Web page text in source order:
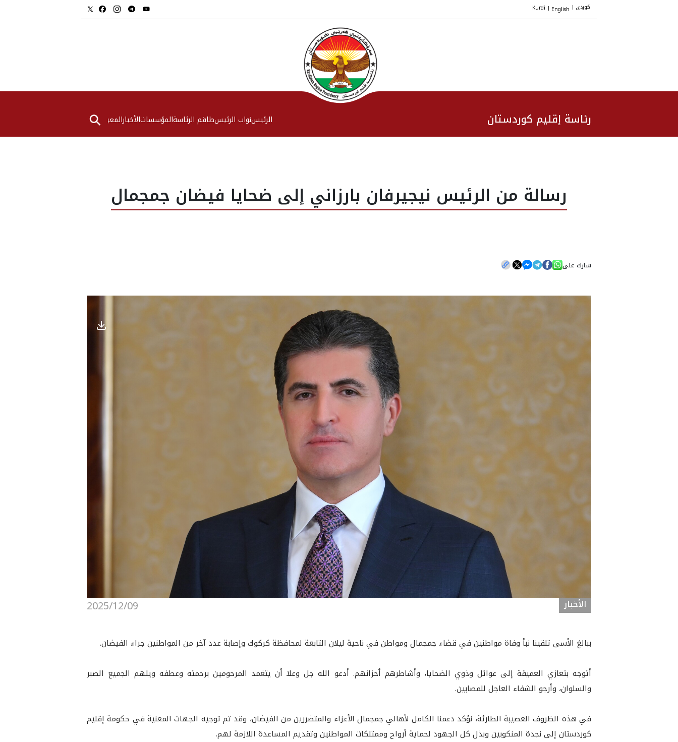
کوردی |
English
|
Kurdi
رئاسة إقليم كوردستان الرئیسنواب الرئيسطاقم الرئاسةالمؤسساتالأخبارالمعرض⚲
رسالة من الرئيس نيجيرفان بارزاني إلى ضحايا فيضان جمجمال
شارك على
2025/12/09 الأخبار
ببالغ الأسى تلقينا نبأ وفاة مواطنين في قضاء جمجمال ومواطن في ناحية ليلان التابعة لمحافظة كركوك وإصابة عدد آخر من المواطنين جراء الفيضان.
أتوجه بتعازي العميقة إلى عوائل وذوي الضحايا، وأشاطرهم ٲحزانهم. أدعو الله جل وعلا أن يتغمد المرحومين برحمته وعطفه ويلهم الجميع الصبر
والسلوان، وأرجو الشفاء العاجل للمصابين.
في هذه الظروف العصيبة الطارئة، نؤكد دعمنا الكامل لأهالي جمجمال الأعزاء والمتضررين من الفيضان، وقد تم توجيه الجهات المعنية في حكومة إقليم
كوردستان إلى نجدة المنكوبين وبذل كل الجهود لحماية أرواح وممتلكات المواطنين وتقديم المساعدة اللازمة لهم.